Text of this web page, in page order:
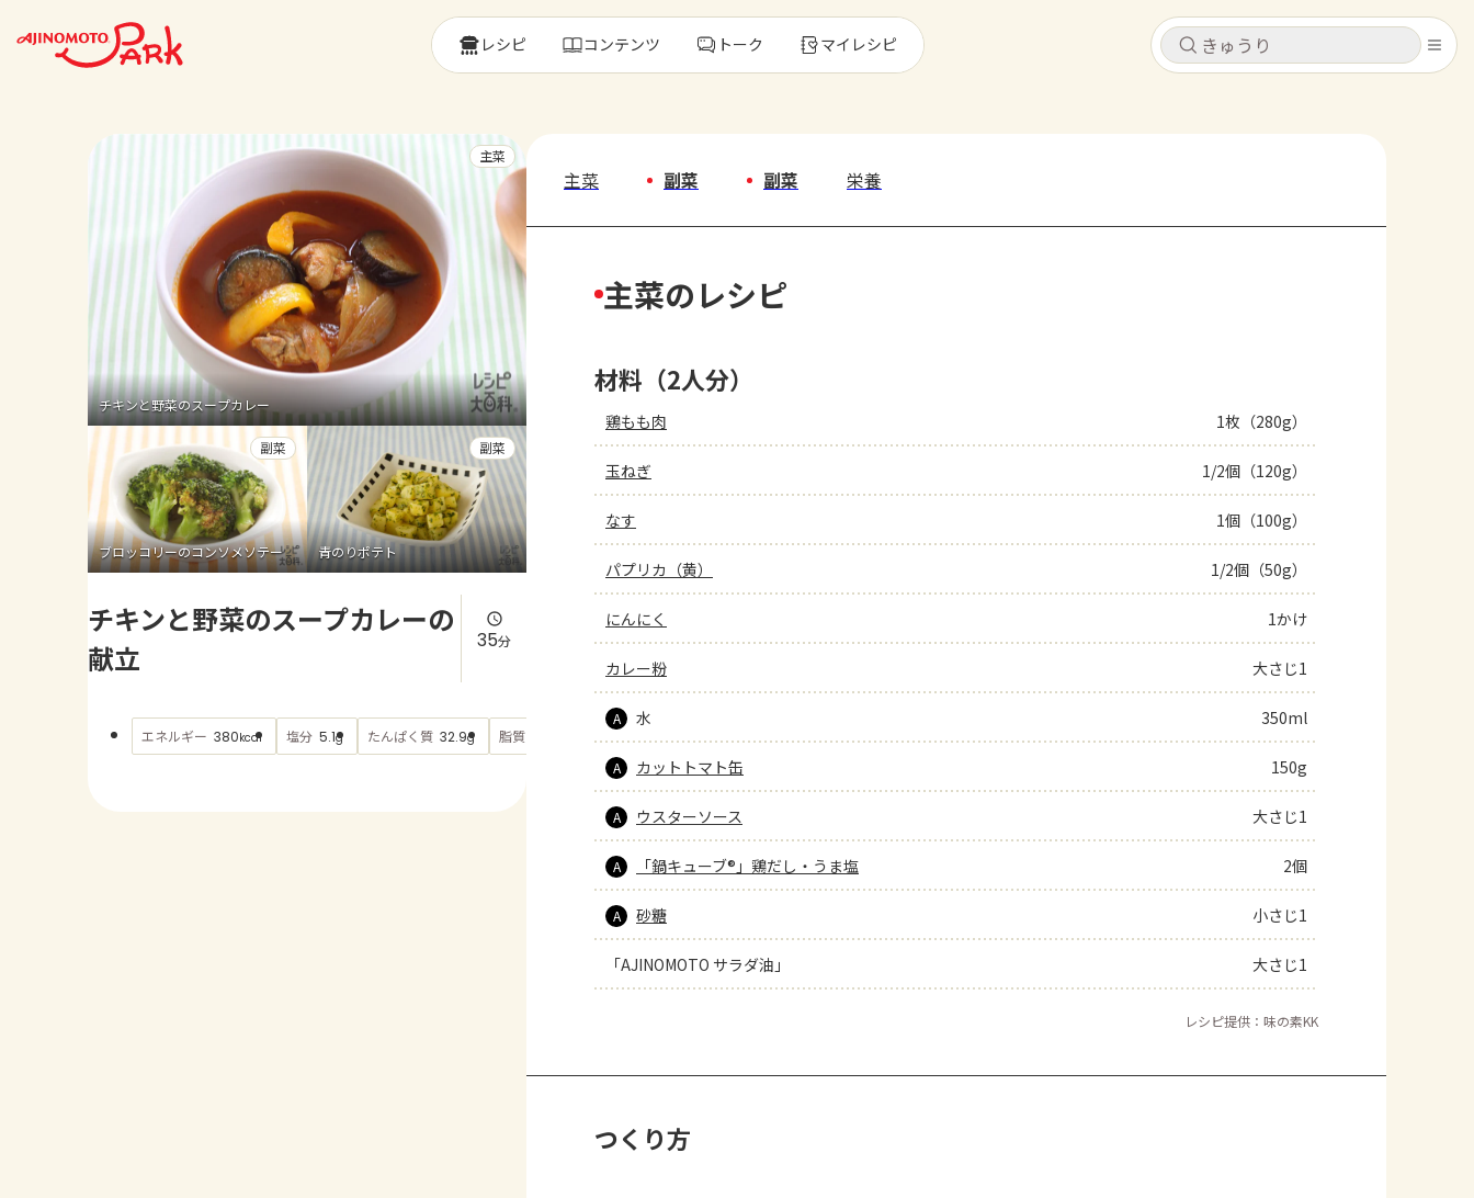
キャンセル
トーク
よくあるお問い合わせ
お買い物
キャンセル
レシピ コンテンツ トーク マイレシピ
チキンと野菜のスープカレー
主菜
ブロッコリーのコンソメソテー
副菜
青のりポテト
副菜
チキンと野菜のスープカレーの
献立
35分
エネルギー 380kcal 塩分 5.1g たんぱく質 32.9g 脂質 もっと見る
主菜 副菜 副菜 栄養
主菜のレシピ
材料（2人分）
鶏もも肉 1枚（280g）
玉ねぎ 1/2個（120g）
なす 1個（100g）
パプリカ（黄） 1/2個（50g）
にんにく 1かけ
カレー粉 大さじ1
A 水 350ml
A カットトマト缶 150g
A ウスターソース 大さじ1
A 「鍋キューブ®」鶏だし・うま塩 2個
A 砂糖 小さじ1
「AJINOMOTO サラダ油」 大さじ1
レシピ提供：味の素KK
つくり方